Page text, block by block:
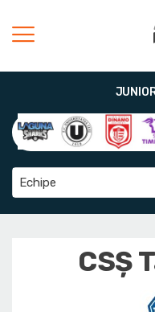
Echipe
CSȘ